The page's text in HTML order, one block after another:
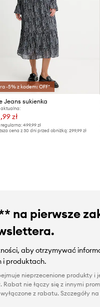
-5% z kodem: OFF*
Jeans sukienka
zł
499,99 zł
cena z 30 dni przed obniżką:299,99 zł
na pierwsze
aby otrzymywać
i produktach.
nieprzecenione produkty i
Rabat nie łączy się z innymi
z rabatu. Szczegóły